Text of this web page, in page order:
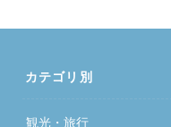
カテゴリ別
観光・旅行